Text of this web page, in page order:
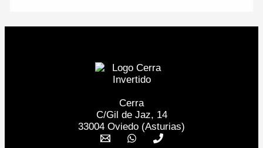
Cerra
C/Gil de Jaz, 14
33004 Oviedo (Asturias)